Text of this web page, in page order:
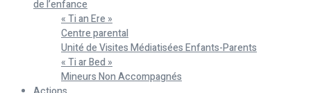
de l’enfance
« Ti an Ere »
Centre parental
Unité de Visites Médiatisées Enfants-Parents
« Ti ar Bed »
Mineurs Non Accompagnés